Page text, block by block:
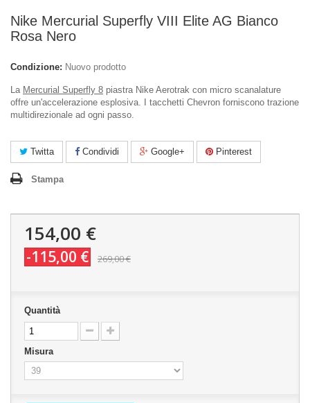
Nike Mercurial Superfly VIII Elite AG Bianco
Rosa Nero
Condizione: Nuovo prodotto
La Mercurial Superfly 8 piastra Nike Aerotrak con micro scanalature
offre un'accelerazione esplosiva. I tacchetti Chevron forniscono trazione
multidirezionale ad ogni passo.
Twitta Condividi Google+ Pinterest
Stampa
154,00 €
-115,00 € 269,00 €
Quantità
Misura